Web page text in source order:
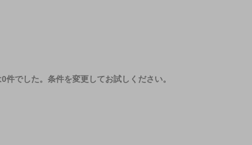
件でした。 条件を変更してお試しください。